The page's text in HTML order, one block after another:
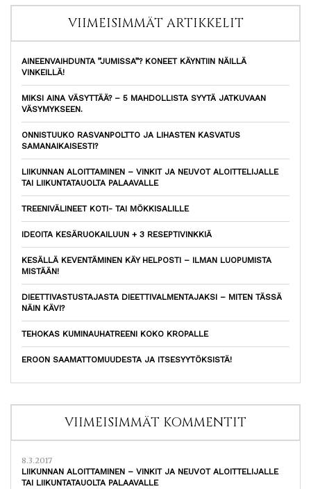
VIIMEISIMMÄT ARTIKKELIT
AINEENVAIHDUNTA ”JUMISSA”? KONEET KÄYNTIIN NÄILLÄ
VINKEILLÄ!
MIKSI AINA VÄSYTTÄÄ? – 5 MAHDOLLISTA SYYTÄ JATKUVAAN
VÄSYMYKSEEN.
ONNISTUUKO RASVANPOLTTO JA LIHASTEN KASVATUS
SAMANAIKAISESTI?
LIIKUNNAN ALOITTAMINEN – VINKIT JA NEUVOT ALOITTELIJALLE
TAI LIIKUNTATAUOLTA PALAAVALLE
TREENIVÄLINEET KOTI- TAI MÖKKISALILLE
IDEOITA KESÄRUOKAILUUN + 3 RESEPTIVINKKIÄ
KESÄLLÄ KEVENTÄMINEN KÄY HELPOSTI – ILMAN LUOPUMISTA
MISTÄÄN!
DIEETTIVASTUSTAJASTA DIEETTIVALMENTAJAKSI – MITEN TÄSSÄ
NÄIN KÄVI?
TEHOKAS KUMINAUHATREENI KOKO KROPALLE
EROON SAAMATTOMUUDESTA JA ITSESYYTÖKSISTÄ!
VIIMEISIMMÄT KOMMENTIT
8.3.2017
LIIKUNNAN ALOITTAMINEN – VINKIT JA NEUVOT ALOITTELIJALLE
TAI LIIKUNTATAUOLTA PALAAVALLE